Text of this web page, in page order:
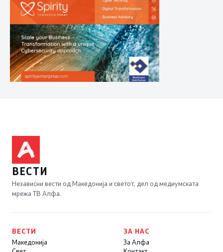
ВЕСТИ
Независни вести од Македонија и светот, дел од медиумската
мрежа ТВ Алфа.
ВЕСТИ
Македонија
ЗА НАС
За Алфа